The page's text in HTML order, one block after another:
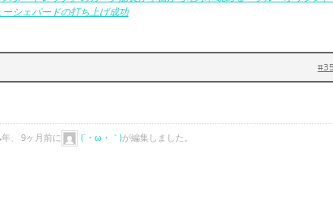
ーシェパードの打ち上げ成功
、 9ヶ月前に (´・ω・｀)が編集しました。